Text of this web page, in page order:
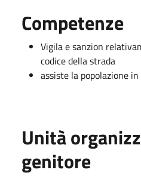
Competenze
Vigila e sanzion
codice della strada
assiste la popolazione
Unità
genitore